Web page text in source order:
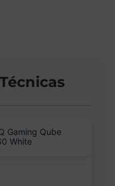
Gaming Qube
White